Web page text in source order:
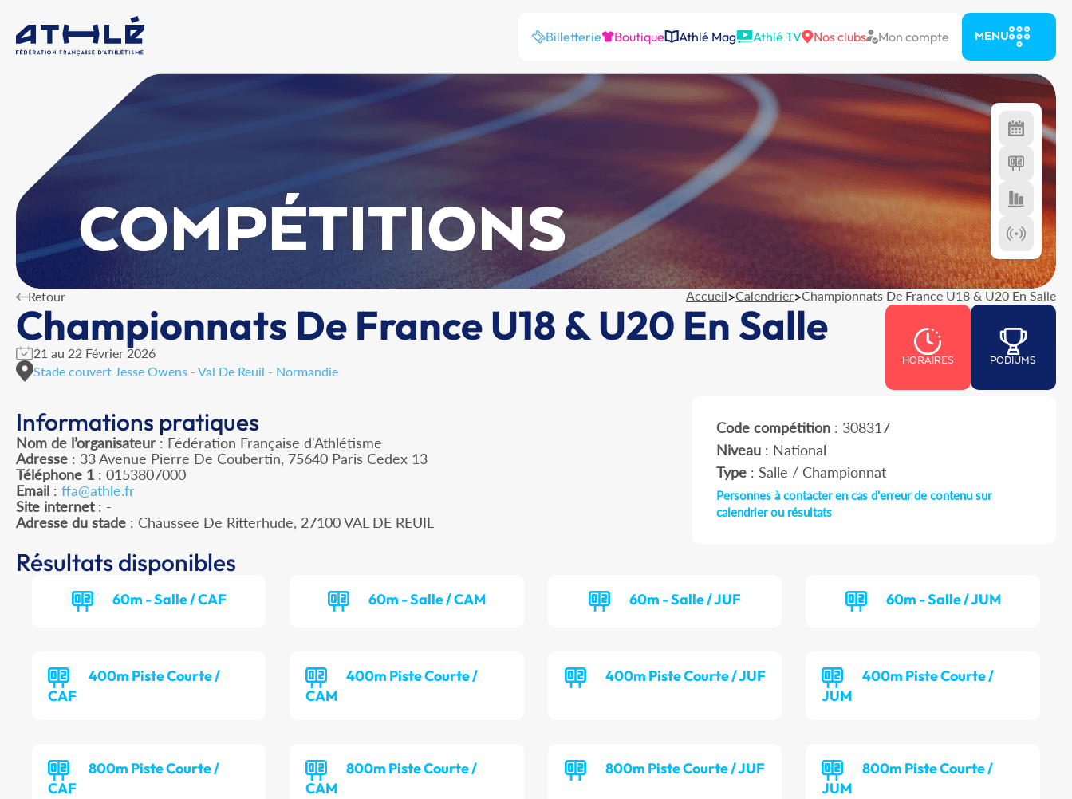
Billetterie Boutique Athlé Mag Athlé TV Nos clubs Mon compte MENU
COMPÉTITIONS
Retour Accueil>Calendrier>Championnats De France U18 & U20 En Salle
Championnats De France U18 & U20 En Salle
21 au 22 Février 2026
Stade couvert Jesse Owens - Val De Reuil - Normandie
HORAIRES PODIUMS
Informations pratiques
Nom de l’organisateur : Fédération Française d'Athlétisme
Adresse : 33 Avenue Pierre De Coubertin, 75640 Paris Cedex 13
Téléphone 1 : 0153807000
Email : ffa@athle.fr
Site internet: -
Adresse du stade : Chaussee De Ritterhude, 27100 VAL DE REUIL
Code compétition: 308317
Niveau: National
Type: Salle / Championnat
Personnes à contacter en cas d'erreur de contenu sur
calendrier ou résultats
Résultats disponibles
60m - Salle / CAF 60m - Salle / CAM 60m - Salle / JUF 60m - Salle / JUM
400m Piste Courte /
CAF
400m Piste Courte /
CAM
400m Piste Courte / JUF
400m Piste Courte /
JUM
800m Piste Courte /
CAF
800m Piste Courte /
CAM
800m Piste Courte / JUF
800m Piste Courte /
JUM